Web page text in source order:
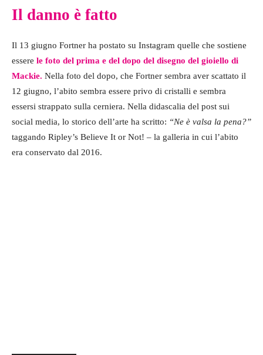
Il danno è fatto
Il 13 giugno Fortner ha postato su Instagram quelle che sostiene
essere le foto del prima e del dopo del disegno del gioiello di
Mackie. Nella foto del dopo, che Fortner sembra aver scattato il
12 giugno, l’abito sembra essere privo di cristalli e sembra
essersi strappato sulla cerniera. Nella didascalia del post sui
social media, lo storico dell’arte ha scritto: “Ne è valsa la pena?”
taggando Ripley’s Believe It or Not! – la galleria in cui l’abito
era conservato dal 2016.